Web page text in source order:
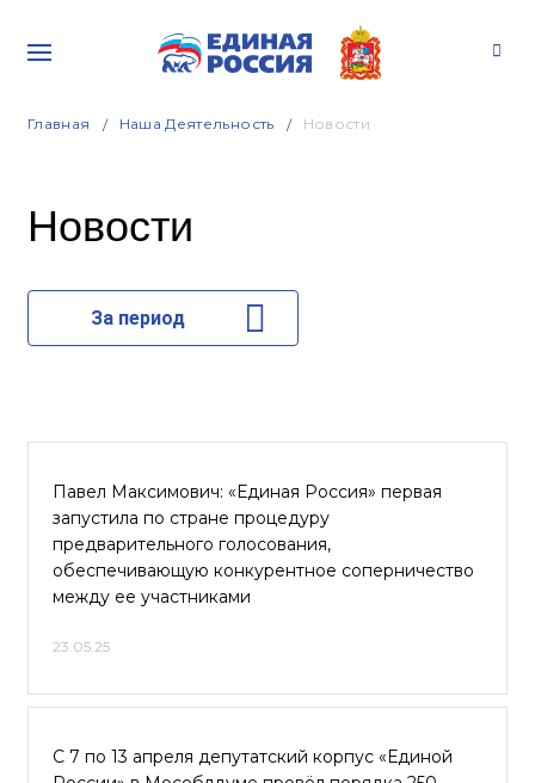
Главная Наша Деятельность Новости
Новости
За период
Павел Максимович: «Единая Россия» первая
запустила по стране процедуру
предварительного голосования,
обеспечивающую конкурентное соперничество
между ее участниками
23.05.25
С 7 по 13 апреля депутатский корпус «Единой